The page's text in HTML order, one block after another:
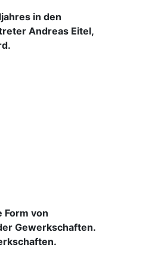
in den
Andreas Eitel,
Form von
Gewerkschaften.